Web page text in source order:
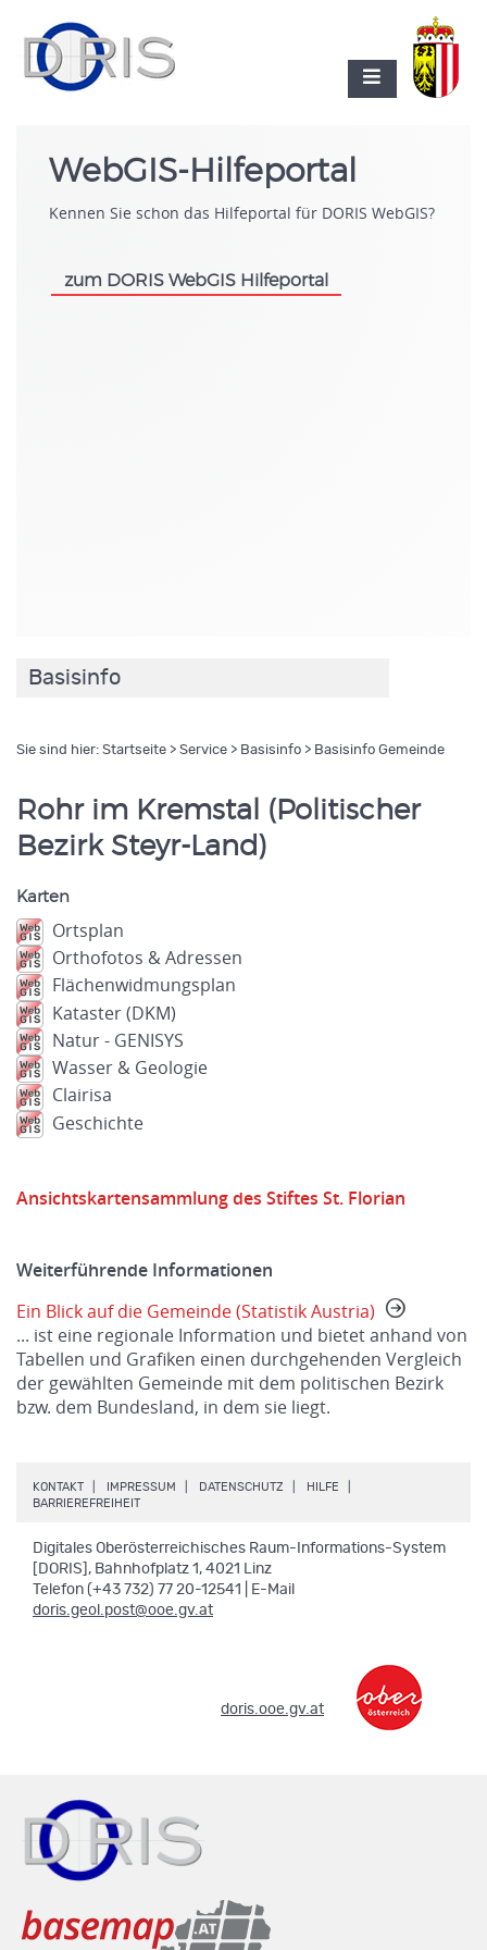
WebGIS-Hilfeportal
Kennen Sie schon das Hilfeportal für DORIS WebGIS?
zum DORIS WebGIS Hilfeportal
Basisinfo
Sie sind hier: Startseite > Service > Basisinfo > Basisinfo Gemeinde
Rohr im Kremstal (Politischer
Bezirk Steyr-Land)
Karten
Ortsplan
Orthofotos & Adressen
Flächenwidmungsplan
Kataster (DKM)
Natur - GENISYS
Wasser & Geologie
Clairisa
Geschichte
Ansichtskartensammlung des Stiftes St. Florian
Weiterführende Informationen
Ein Blick auf die Gemeinde (Statistik Austria)
... ist eine regionale Information und bietet anhand von
Tabellen und Grafiken einen durchgehenden Vergleich
der gewählten Gemeinde mit dem politischen Bezirk
bzw. dem Bundesland, in dem sie liegt.
KONTAKT IMPRESSUM DATENSCHUTZ HILFE
BARRIEREFREIHEIT.
Digitales Oberösterreichisches Raum-Informations-System
[DORIS], Bahnhofplatz 1, 4021 Linz
Telefon (+43 732) 77 20-12541 | E-Mail
doris.geol.post@ooe.gv.at
doris.ooe.gv.at.